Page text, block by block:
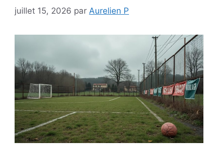
juillet 15, 2026 par Aurelien P